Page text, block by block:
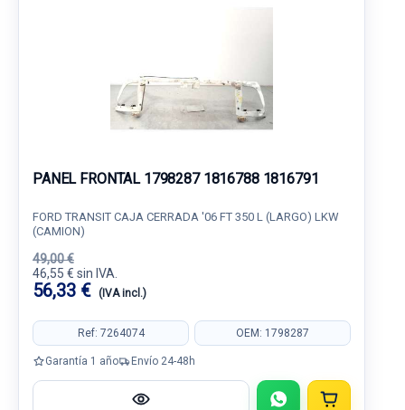
PANEL FRONTAL 1798287 1816788 1816791
FORD TRANSIT CAJA CERRADA '06 FT 350 L (LARGO) LKW
(CAMION)
49,00 €
46,55 € sin IVA.
56,33 € (IVA incl.)
Ref: 7264074 OEM: 1798287
Garantía 1 año Envío 24-48h